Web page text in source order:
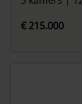
€ 215.000